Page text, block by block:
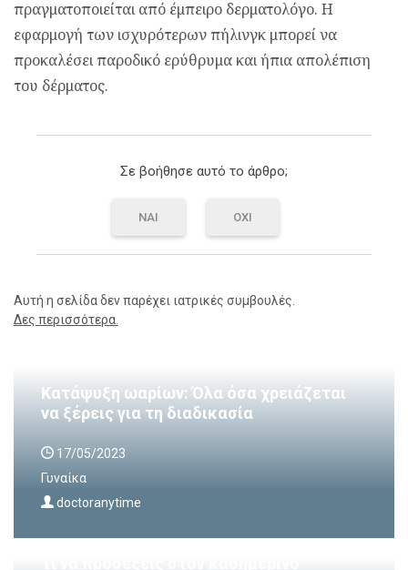
πραγματοποιείται από έμπειρο δερματολόγο. Η
εφαρμογή των ισχυρότερων πήλινγκ μπορεί να
προκαλέσει παροδικό ερύθρυμα και ήπια απολέπιση
του δέρματος.
Σε βοήθησε αυτό το άρθρο;
ΝΑΙ ΟΧΙ
Αυτή η σελίδα δεν παρέχει ιατρικές συμβουλές.
Δες περισσότερα.
Κατάψυξη ωαρίων: Όλα όσα χρειάζεται
να ξέρεις για τη διαδικασία
17/05/2023
Γυναίκα
doctoranytime